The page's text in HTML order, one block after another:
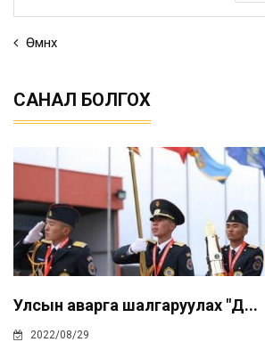
Өмнөх
САНАЛ БОЛГОХ
Улсын аварга шалгаруулах "Д...
2022/08/29